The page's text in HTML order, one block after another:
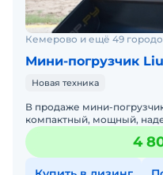
Кемерово и ещё 49
Мини-погрузчик
Новая техника
В продаже мини-
компактный, мощный,
работы на стройке, в
и фермах. Л
4